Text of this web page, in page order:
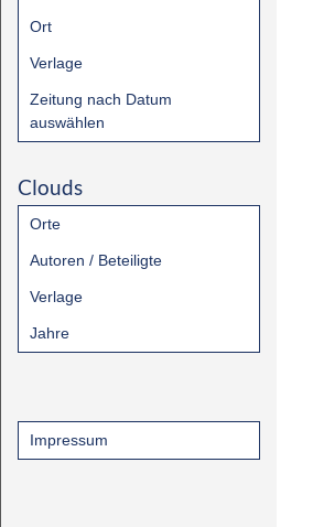
Ort
Verlage
Zeitung nach Datum
auswählen
Clouds
Orte
Autoren / Beteiligte
Verlage
Jahre
Impressum